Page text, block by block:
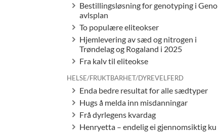
Bestillingsløsning for genotyping i Geno
avlsplan
To populære eliteokser
Hjemlevering av sæd og nitrogen i
Trøndelag og Rogaland i 2025
Fra kalv til eliteokse
HELSE/FRUKTBARHET/DYREVELFERD
Enda bedre resultat for alle sædtyper
Hugs å melda inn misdanningar
Frå dyrlegens kvardag
Henryetta – endelig ei gjennomsiktig ku